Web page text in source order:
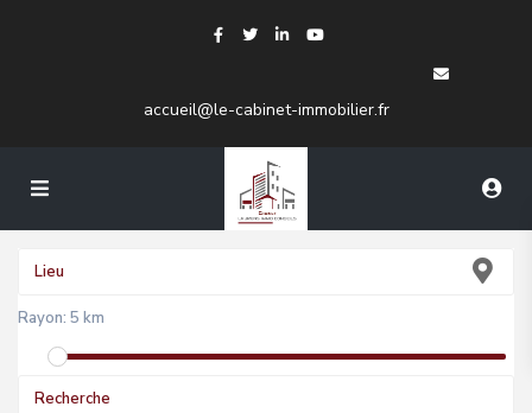
accueil@le-cabinet-immobilier.fr
Rayon: 5 km